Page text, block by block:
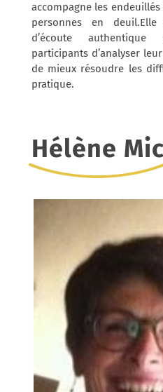
accompagne les
personnes en
d’écoute
participants d’analyser
de mieux résoudre les
pratique.
Hélène